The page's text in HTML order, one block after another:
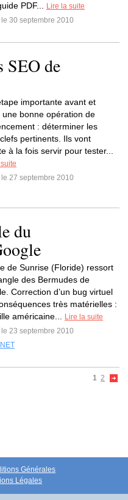
PDF...
Lire la suite
le 30 septembre 2010
SEO de
importante avant et
une bonne opération de
: déterminer les
pertinents. Ils vont
à la fois servir pour tester...
le 27 septembre 2010
du
de Sunrise (Floride) ressort
des Bermudes de
Correction d’un bug virtuel
très matérielles :
américaine...
Lire la suite
le 23 septembre 2010
1 2
Générales
Légales